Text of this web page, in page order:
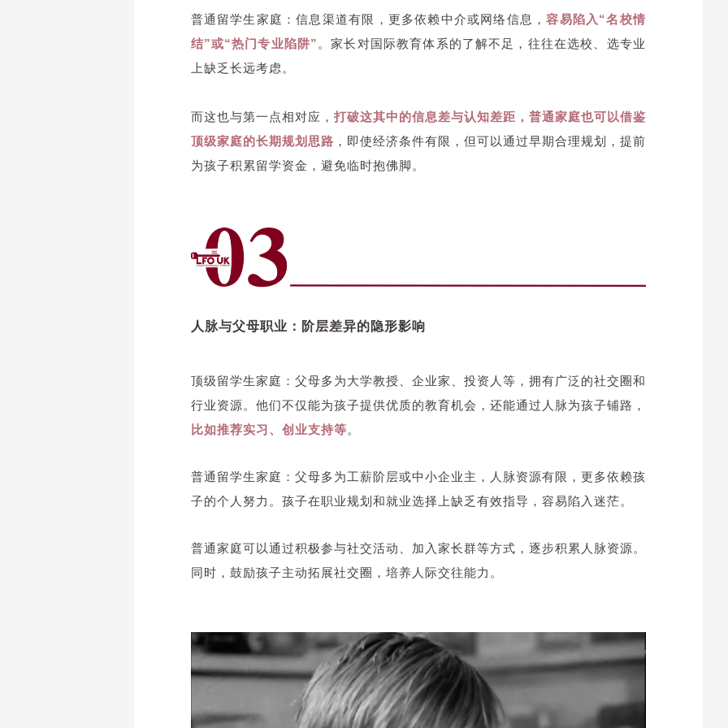
普通留学生家庭：信息渠道有限，更多依赖中介或网络信息，容易陷入“名校情
结”或“热门专业陷阱” 。家长对国际教育体系的了解不足，往往在选校、选专业
上缺乏长远考虑。
而这也与第一点相对应， 打破这其中的信息差与认知差距，普通家庭也可以借鉴
顶级家庭的长期规划思路 ，即使经济条件有限，但可以通过早期合理规划，提前
为孩子积累留学资金，避免临时抱佛脚。
人脉与父母职业：阶层差异的隐形影响
顶级留学生家庭：父母多为大学教授、企业家、投资人等，拥有广泛的社交圈和
行业资源。他们不仅能为孩子提供优质的教育机会，还能通过人脉为孩子铺路，
比如推荐实习、创业支持等。
普通留学生家庭：父母多为工薪阶层或中小企业主，人脉资源有限，更多依赖孩
子的个人努力。孩子在职业规划和就业选择上缺乏有效指导，容易陷入迷茫。
普通家庭可以通过积极参与社交活动、加入家长群等方式，逐步积累人脉资源。
同时，鼓励孩子主动拓展社交圈，培养人际交往能力。